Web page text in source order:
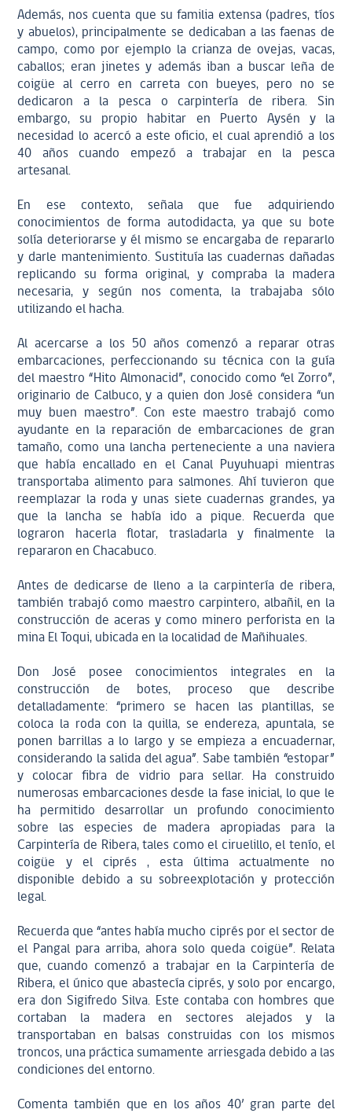
Además, nos cuenta que su familia extensa (padres, tíos
y abuelos), principalmente se dedicaban a las faenas de
campo, como por ejemplo la crianza de ovejas, vacas,
caballos; eran jinetes y además iban a buscar leña de
coigüe al cerro en carreta con bueyes, pero no se
dedicaron a la pesca o carpintería de ribera. Sin
embargo, su propio habitar en Puerto Aysén y la
necesidad lo acercó a este oficio, el cual aprendió a los
40 años cuando empezó a trabajar en la pesca
artesanal.
En ese contexto, señala que fue adquiriendo
conocimientos de forma autodidacta, ya que su bote
solía deteriorarse y él mismo se encargaba de repararlo
y darle mantenimiento. Sustituía las cuadernas dañadas
replicando su forma original, y compraba la madera
necesaria, y según nos comenta, la trabajaba sólo
utilizando el hacha.
Al acercarse a los 50 años comenzó a reparar otras
embarcaciones, perfeccionando su técnica con la guía
del maestro “Hito Almonacid”, conocido como “el Zorro”,
originario de Calbuco, y a quien don José considera “un
muy buen maestro”. Con este maestro trabajó como
ayudante en la reparación de embarcaciones de gran
tamaño, como una lancha perteneciente a una naviera
que había encallado en el Canal Puyuhuapi mientras
transportaba alimento para salmones. Ahí tuvieron que
reemplazar la roda y unas siete cuadernas grandes, ya
que la lancha se había ido a pique. Recuerda que
lograron hacerla flotar, trasladarla y finalmente la
repararon en Chacabuco.
Antes de dedicarse de lleno a la carpintería de ribera,
también trabajó como maestro carpintero, albañil, en la
construcción de aceras y como minero perforista en la
mina El Toqui, ubicada en la localidad de Mañihuales.
Don José posee conocimientos integrales en la
construcción de botes, proceso que describe
detalladamente: “primero se hacen las plantillas, se
coloca la roda con la quilla, se endereza, apuntala, se
ponen barrillas a lo largo y se empieza a encuadernar,
considerando la salida del agua”. Sabe también “estopar”
y colocar fibra de vidrio para sellar. Ha construido
numerosas embarcaciones desde la fase inicial, lo que le
ha permitido desarrollar un profundo conocimiento
sobre las especies de madera apropiadas para la
Carpintería de Ribera, tales como el ciruelillo, el tenío, el
coigüe y el ciprés , esta última actualmente no
disponible debido a su sobreexplotación y protección
legal.
Recuerda que “antes había mucho ciprés por el sector de
el Pangal para arriba, ahora solo queda coigüe”. Relata
que, cuando comenzó a trabajar en la Carpintería de
Ribera, el único que abastecía ciprés, y solo por encargo,
era don Sigifredo Silva. Este contaba con hombres que
cortaban la madera en sectores alejados y la
transportaban en balsas construidas con los mismos
troncos, una práctica sumamente arriesgada debido a las
condiciones del entorno.
Comenta también que en los años 40’ gran parte del